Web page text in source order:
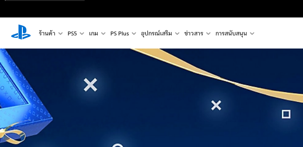
ร้านค้า PS5 เกม PS Plus อุปกรณ์เสริม ข่าวสาร การสนับสนุน